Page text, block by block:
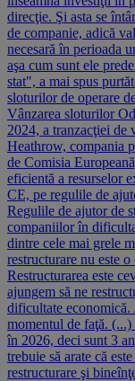
direcţie. Şi asta se
de companie, adică
necesară în perioada
aşa cum sunt ele
stat", a mai spus
sloturilor de operare
Vânzarea sloturilor
2024, a tranzacţiei de
Heathrow, compania
de Comisia
eficientă a resurselor
CE, pe regulile de
Regulile de ajutor de
companiilor în
dintre cele mai grele
restructurare nu este
Restructurarea este
ajungem să ne
dificultate
momentul de faţă.
în 2026, deci sunt 3
trebuie să arate că
restructurare şi